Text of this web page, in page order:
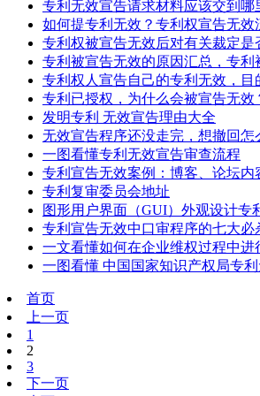
专利无效宣告请求材料应该交到哪
如何提专利无效？专利权宣告无效
专利权被宣告无效后对有关裁定是
专利被宣告无效的原因汇总，专
专利权人宣告自己的专利无效，目
专利已授权，为什么会被宣告无效
发明专利 无效宣告理由大全
无效宣告程序还没走完，想撤回怎
一图看懂专利无效宣告审查流程
专利宣告无效案例：博客、论坛内
专利复审委员会地址
图形用户界面（GUI）外观设计专
专利宣告无效中口审程序的七大必
一文看懂如何在企业维权过程中进
一图看懂 中国国家知识产权局专
首页
上一页
1
2
3
下一页